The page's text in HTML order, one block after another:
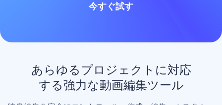
今すぐ試す
あらゆるプロジェクトに対応
する強力な動画編集ツール